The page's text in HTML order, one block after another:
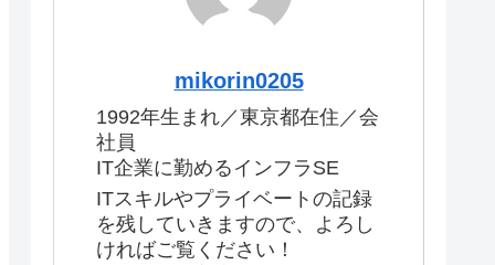
mikorin0205
1992年生まれ／東京都在住／会
社員
IT企業に勤めるインフラSE
ITスキルやプライベートの記録
を残していきますので、よろし
ければご覧ください！